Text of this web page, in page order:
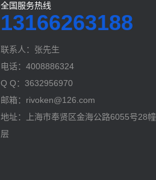
全国服务热线
13166263188
联系人：张先生
电话：4008886324
Q Q：3632956970
邮箱：rivoken@126.com
地址：上海市奉贤区金海公路6055号28幢
层